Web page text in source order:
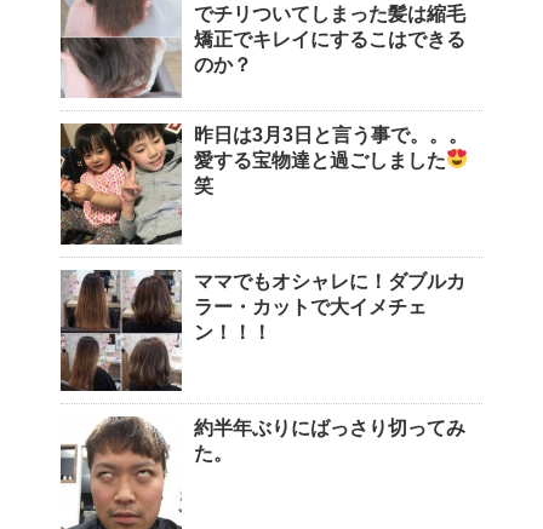
でチリついてしまった髪は縮毛
矯正でキレイにするこはできる
のか？
昨日は3月3日と言う事で。。。
愛する宝物達と過ごしました
笑
ママでもオシャレに！ダブルカ
ラー・カットで大イメチェ
ン！！！
約半年ぶりにばっさり切ってみ
た。